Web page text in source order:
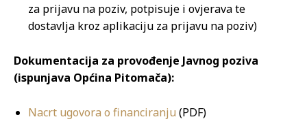
za prijavu na poziv, potpisuje i ovjerava te
dostavlja kroz aplikaciju za prijavu na poziv)
Dokumentacija za provođenje Javnog poziva
(ispunjava Općina Pitomača):
Nacrt ugovora o financiranju (PDF)